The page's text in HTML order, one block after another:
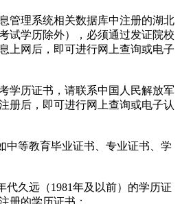
管理系统相关数据库中注册的湖北
试学历除外），必须通过发证院校
上网后，即可进行网上查询或电子
学历证书，请联系中国人民解放军
册后，即可进行网上查询或电子认
中等教育毕业证书、专业证书、学
代久远（1981年及以前）的学历证
册的学历证书；